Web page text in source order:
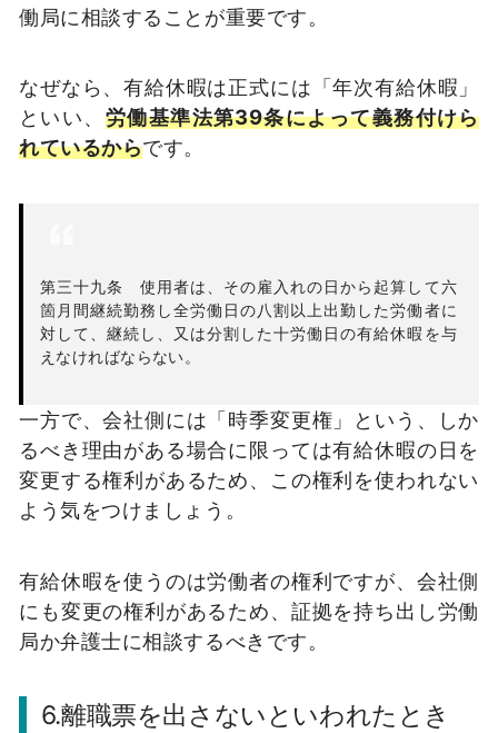
働局に相談することが重要です。
なぜなら、有給休暇は正式には「年次有給休暇」
といい、 労働基準法第39条によって義務付けら
れているからです。
第三十九条 使用者は、その雇入れの日から起算して六
箇月間継続勤務し全労働日の八割以上出勤した労働者に
対して、継続し、又は分割した十労働日の有給休暇を与
えなければならない。
一方で、会社側には「時季変更権」という、しか
るべき理由がある場合に限っては有給休暇の日を
変更する権利があるため、この権利を使われない
よう気をつけましょう。
有給休暇を使うのは労働者の権利ですが、会社側
にも変更の権利があるため、証拠を持ち出し労働
局か弁護士に相談するべきです。
6.離職票を出さないといわれたとき